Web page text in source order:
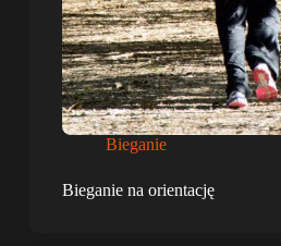
Bieganie
Bieganie na orientację